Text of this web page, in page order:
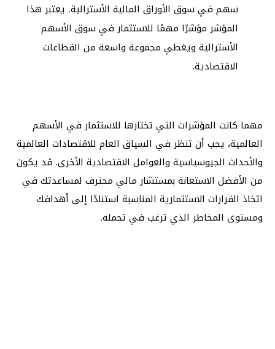
سهم في سوق الأوراق المالية الأسترالية. يعتبر هذا
المؤشر مؤشرًا مهمًا للاستثمار في سوق الأسهم
الأسترالية ويغطي مجموعة واسعة من القطاعات
الاقتصادية.
مهما كانت المؤشرات التي تختارها للاستثمار في الأسهم
العالمية، يجب أن تنظر في السياق العام للاقتصادات العالمية
والأحداث الجيوسياسية والعوامل الاقتصادية الأخرى. قد يكون
من الأفضل الاستعانة بمستشار مالي محترف لمساعدتك في
اتخاذ القرارات الاستثمارية المناسبة استنادًا إلى أهدافك
ومستوى المخاطر الذي ترغب في تحمله.